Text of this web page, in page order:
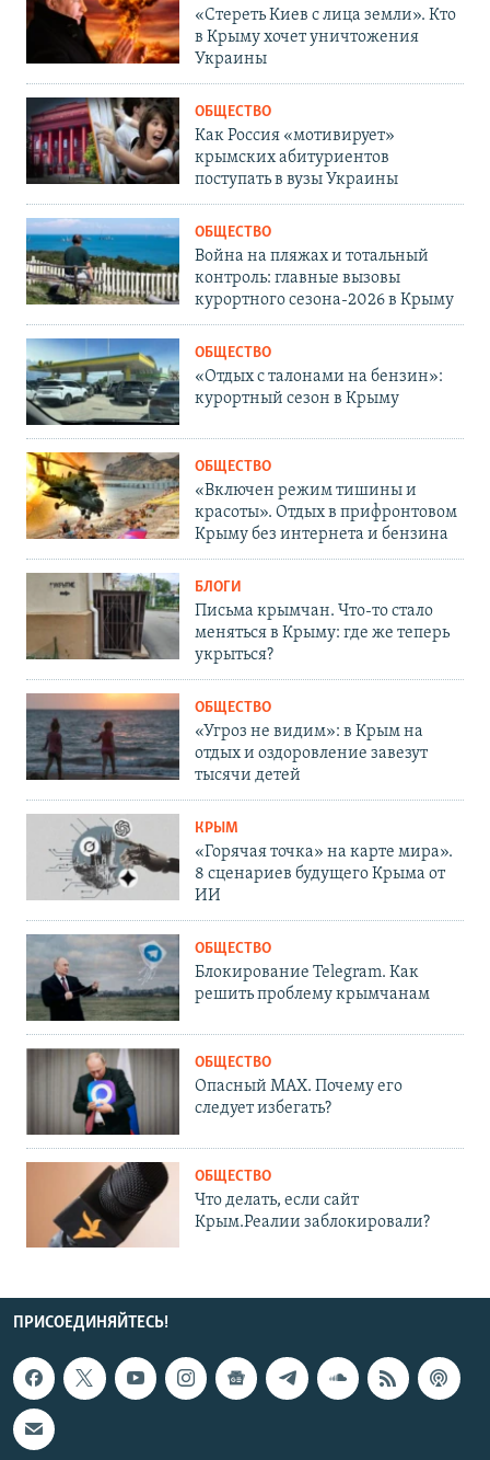
«Стереть Киев с лица земли». Кто
в Крыму хочет уничтожения
Украины
ОБЩЕСТВО
Как Россия «мотивирует»
крымских абитуриентов
поступать в вузы Украины
ОБЩЕСТВО
Война на пляжах и тотальный
контроль: главные вызовы
курортного сезона-2026 в Крыму
ОБЩЕСТВО
«Отдых с талонами на бензин»:
курортный сезон в Крыму
ОБЩЕСТВО
«Включен режим тишины и
красоты». Отдых в прифронтовом
Крыму без интернета и бензина
БЛОГИ
Письма крымчан. Что-то стало
меняться в Крыму: где же теперь
укрыться?
ОБЩЕСТВО
«Угроз не видим»: в Крым на
отдых и оздоровление завезут
тысячи детей
КРЫМ
«Горячая точка» на карте мира».
8 сценариев будущего Крыма от
ИИ
ОБЩЕСТВО
Блокирование Telegram. Как
решить проблему крымчанам
ОБЩЕСТВО
Опасный MAX. Почему его
следует избегать?
ОБЩЕСТВО
Что делать, если сайт
Крым.Реалии заблокировали?
ПРИСОЕДИНЯЙТЕСЬ!